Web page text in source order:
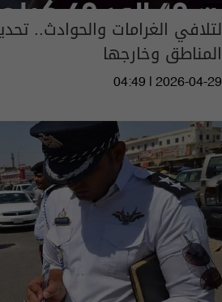
لتلافي الغرامات والحوادث..
المناطق وخارجها
04:49 | 2026-04-29